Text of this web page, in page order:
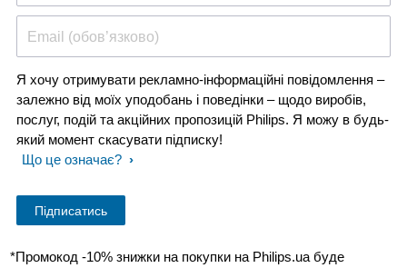
Email (обов’язково)
Я хочу отримувати рекламно-інформаційні повідомлення –
залежно від моїх уподобань і поведінки – щодо виробів,
послуг, подій та акційних пропозицій Philips. Я можу в будь-
який момент скасувати підписку!
Що це означає?
*Промокод -10% знижки на покупки на Philips.ua буде